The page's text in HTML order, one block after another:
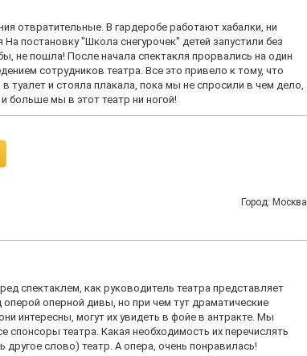
отвратительные. В гардеробе работают хабалки, ни
постановку "Школа снегурочек" детей запустили без
не пошла! После начала спектакля прорвались на один
сотрудников театра. Все это привело к тому, что
туалет и стояла плакала, пока мы не спросили в чем дело,
больше мы в этот театр ни ногой!
Город: Москва
спектаклем, как руководитель театра представляет
оперной дивы, но при чем тут драматические
интересны, могут их увидеть в фойе в антракте. Мы
спонсоры театра. Какая необходимость их перечислять
другое слово) театр. А опера, очень понравилась!